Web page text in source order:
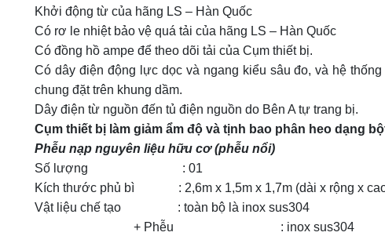
Khởi động từ của hãng LS – Hàn Quốc
Có rơ le nhiệt bảo vệ quá tải của hãng LS – Hàn Quốc
Có đồng hồ ampe để theo dõi tải của Cụm thiết bị.
Có dây điện động lực dọc và ngang kiểu sâu đo, và hệ
chung đặt trên khung dầm.
Dây điện từ nguồn đến tủ điện nguồn do Bên A tự trang bị.
Cụm thiết bị làm giảm ẩm độ và tịnh bao phân heo dạng
Phễu nạp nguyên liệu hữu cơ (phễu nổi)
Số lượng : 01
Kích thước phủ bì : 2,6m x 1,5m x 1,7m (dài x rộng x
Vật liệu chế tạo : toàn bộ là inox sus304
+ Phễu : inox sus304